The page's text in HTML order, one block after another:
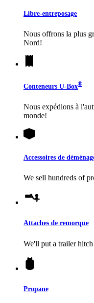
Libre-entreposage
Nous offrons la plus
Nord!
Conteneurs U-Box®
Nous expédions à
monde!
Accessoires de
We sell hundreds of
Attaches de remorque
We'll put a trailer
Propane